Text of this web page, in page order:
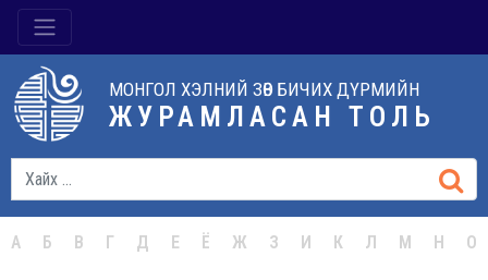
МОНГОЛ ХЭЛНИЙ ЗӨВ БИЧИХ ДҮРМИЙН
ЖУРАМЛАСАН ТОЛЬ
А Б В Г Д Е Ё Ж З И К Л М Н О